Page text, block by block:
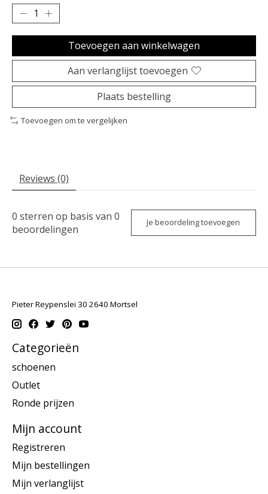
Toevoegen aan winkelwagen
Aan verlanglijst toevoegen
Plaats bestelling
Toevoegen om te vergelijken
Reviews (0)
0 sterren op basis van 0
beoordelingen
Je beoordeling toevoegen
Pieter Reypenslei 30 2640 Mortsel
Categorieën
schoenen
Outlet
Ronde prijzen
Mijn account
Registreren
Mijn bestellingen
Mijn verlanglijst